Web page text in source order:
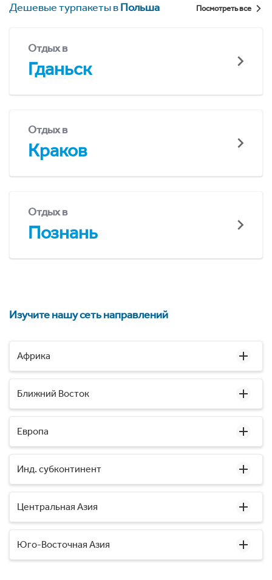
Дешевые турпакеты вПольша Посмотреть все
Отдых в
Гданьск
Отдых в
Краков
Отдых в
Познань
Изучите нашу сеть направлений
Африка
Ближний Восток
Европа
Инд. субконтинент
Центральная Азия
Юго-Восточная Азия